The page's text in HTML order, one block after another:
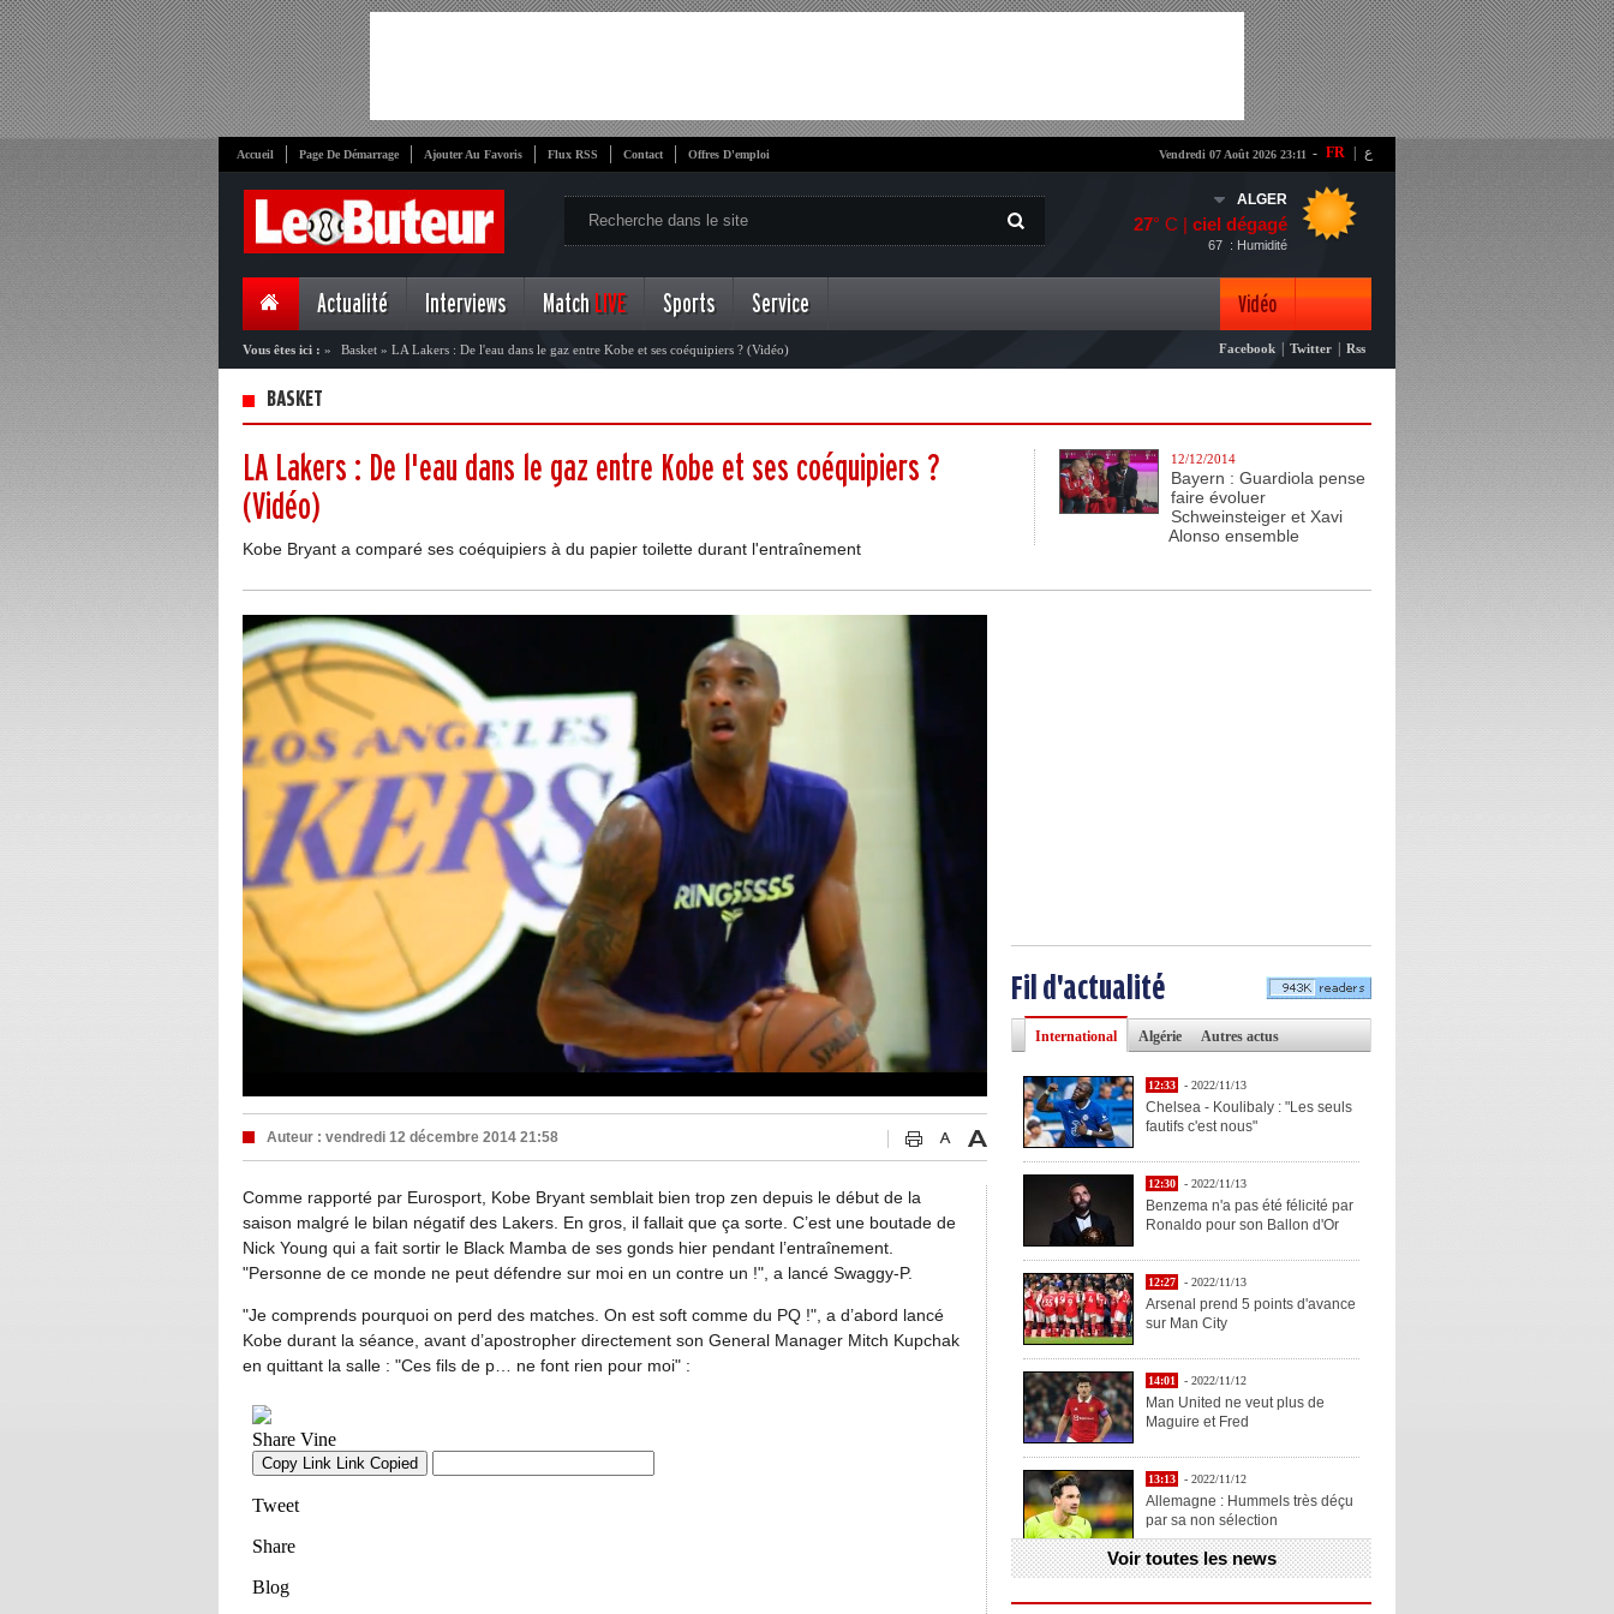
- FR ع Accueil Page De Démarrage Ajouter Au Favoris Flux RSS Contact Offres D'emploi Vendredi 07 Août 2026 23:11
ALGER
27° C | ciel dégagé
: Humidité
67
Actualité Interviews Match LIVE Sports Service Vidéo
Photo
Vous êtes ici : » Basket » LA Lakers : De l'eau dans le gaz entre Kobe et ses coéquipiers ? (Vidéo) Facebook Twitter Rss
BASKET
LA Lakers : De l'eau dans le gaz entre Kobe et ses coéquipiers ?
(Vidéo)
Kobe Bryant a comparé ses coéquipiers à du papier toilette durant l'entraînement
12/12/2014
Bayern : Guardiola pense
faire évoluer
Schweinsteiger et Xavi
Alonso ensemble
Auteur : vendredi 12 décembre 2014 21:58
Comme rapporté par Eurosport, Kobe Bryant semblait bien trop zen depuis le début de la
saison malgré le bilan négatif des Lakers. En gros, il fallait que ça sorte. C’est une boutade de
Nick Young qui a fait sortir le Black Mamba de ses gonds hier pendant l’entraînement.
"Personne de ce monde ne peut défendre sur moi en un contre un !", a lancé Swaggy-P.
"Je comprends pourquoi on perd des matches. On est soft comme du PQ !", a d’abord lancé
Kobe durant la séance, avant d’apostropher directement son General Manager Mitch Kupchak
en quittant la salle : "Ces fils de p… ne font rien pour moi" :
Fil d'actualité
International Algérie Autres actus
12:33 - 2022/11/13
Chelsea - Koulibaly : "Les seuls
fautifs c'est nous"
12:30 - 2022/11/13
Benzema n'a pas été félicité par
Ronaldo pour son Ballon d'Or
12:27 - 2022/11/13
Arsenal prend 5 points d'avance
sur Man City
14:01 - 2022/11/12
Man United ne veut plus de
Maguire et Fred
13:13 - 2022/11/12
Allemagne : Hummels très déçu
par sa non sélection
13:11 - 2022/11/12
Henry explique la chose qu'il
Voir toutes les news